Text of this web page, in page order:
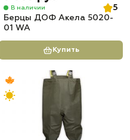
В наличии
5
Берцы ДОФ Акела 5020-
01 WA
Купить